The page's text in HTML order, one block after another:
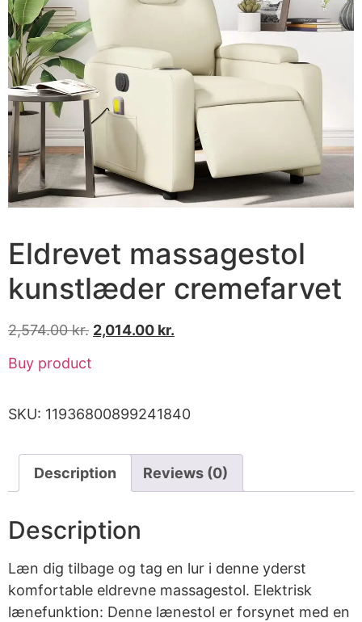
Eldrevet massagestol
kunstlæder cremefarvet
2,574.00kr. 2,014.00 kr.
Buy product
SKU: 11936800899241840
Description Reviews (0)
Description
Læn dig tilbage og tag en lur i denne yderst
komfortable eldrevne massagestol. Elektrisk
lænefunktion: Denne lænestol er forsynet med en